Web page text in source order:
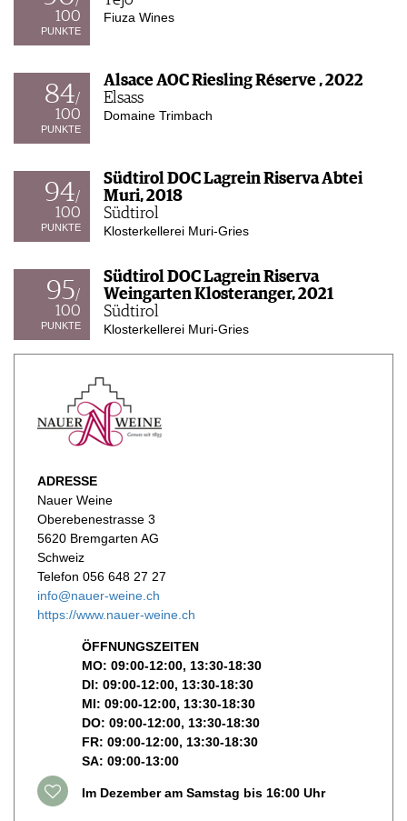
100
PUNKTE
Fiuza Wines
84/
100
PUNKTE
Alsace AOC Riesling Réserve , 2022
Elsass
Domaine Trimbach
94/
100
PUNKTE
Südtirol DOC Lagrein Riserva Abtei
Muri, 2018
Südtirol
Klosterkellerei Muri-Gries
95/
100
PUNKTE
Südtirol DOC Lagrein Riserva
Weingarten Klosteranger, 2021
Südtirol
Klosterkellerei Muri-Gries
ADRESSE
Nauer Weine
Oberebenestrasse 3
5620 Bremgarten AG
Schweiz
Telefon 056 648 27 27
info@nauer-weine.ch
https://www.nauer-weine.ch
ÖFFNUNGSZEITEN
MO: 09:00-12:00, 13:30-18:30
DI: 09:00-12:00, 13:30-18:30
MI: 09:00-12:00, 13:30-18:30
DO: 09:00-12:00, 13:30-18:30
FR: 09:00-12:00, 13:30-18:30
SA: 09:00-13:00
Im Dezember am Samstag bis 16:00 Uhr